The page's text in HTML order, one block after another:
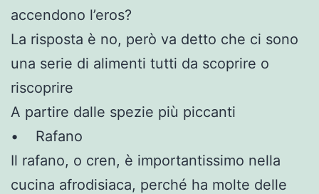
accendono l’eros?
La risposta è no, però va detto che ci sono
una serie di alimenti tutti da scoprire o
riscoprire
A partire dalle spezie più piccanti
• Rafano
Il rafano, o cren, è importantissimo nella
cucina afrodisiaca, perché ha molte delle